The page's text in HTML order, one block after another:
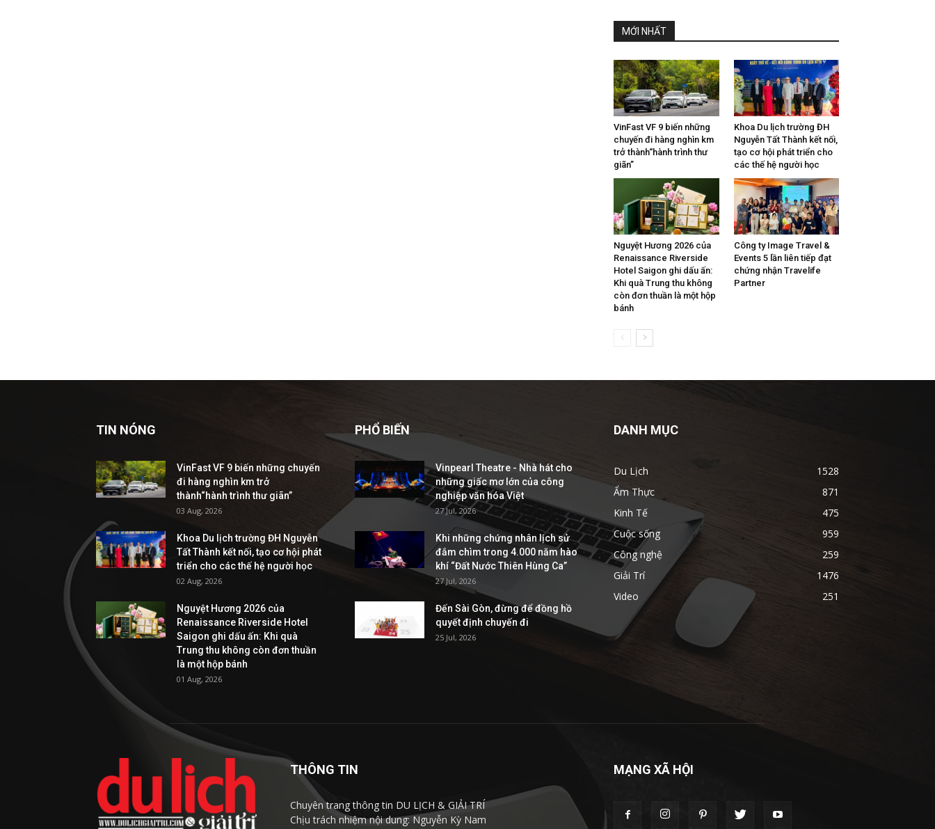
MỚI NHẤT
VinFast VF 9 biến những
chuyến đi hàng nghìn km
trở thành“hành trình thư
giãn”
Khoa Du lịch trường ĐH
Nguyễn Tất Thành kết nối,
tạo cơ hội phát triển cho
các thế hệ người học
Nguyệt Hương 2026 của
Renaissance Riverside
Hotel Saigon ghi dấu ấn:
Khi quà Trung thu không
còn đơn thuần là một hộp
bánh
Công ty Image Travel &
Events 5 lần liên tiếp đạt
chứng nhận Travelife
Partner
TIN NÓNG
VinFast VF 9 biến những chuyến
đi hàng nghìn km trở
thành“hành trình thư giãn”
03 Aug, 2026
Khoa Du lịch trường ĐH Nguyễn
Tất Thành kết nối, tạo cơ hội phát
triển cho các thế hệ người học
02 Aug, 2026
Nguyệt Hương 2026 của
Renaissance Riverside Hotel
Saigon ghi dấu ấn: Khi quà
Trung thu không còn đơn thuần
là một hộp bánh
01 Aug, 2026
PHỔ BIẾN
Vinpearl Theatre - Nhà hát cho
những giấc mơ lớn của công
nghiệp văn hóa Việt
27 Jul, 2026
Khi những chứng nhân lịch sử
đắm chìm trong 4.000 năm hào
khí “Đất Nước Thiên Hùng Ca”
27 Jul, 2026
Đến Sài Gòn, đừng để đồng hồ
quyết định chuyến đi
25 Jul, 2026
DANH MỤC
Du Lịch
1528
Ẩm Thực
871
Kinh Tế
475
Cuộc sống
959
Công nghệ
259
Giải Trí
1476
Video
251
THÔNG TIN
Chuyên trang thông tin DU LỊCH & GIẢI TRÍ
Chịu trách nhiệm nội dung: Nguyễn Kỳ Nam
MẠNG XÃ HỘI